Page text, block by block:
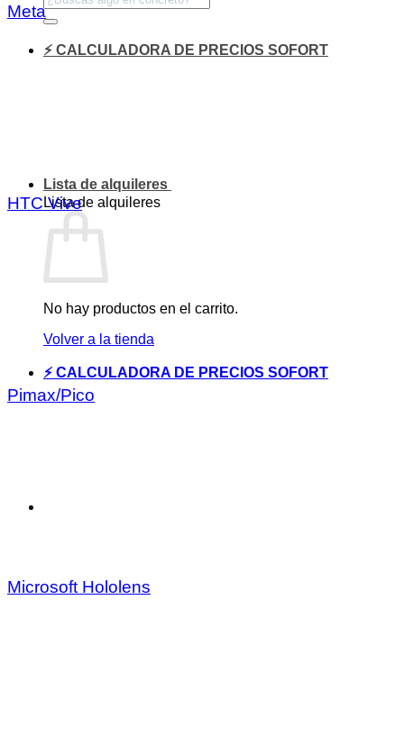
⚡ CALCULADORA DE PRECIOS SOFORT
Lista de alquileres
Lista de alquileres
No hay productos en el carrito.
Volver a la tienda
⚡ CALCULADORA DE PRECIOS SOFORT
Meta
HTC Vive
Pimax/Pico
Microsoft Hololens